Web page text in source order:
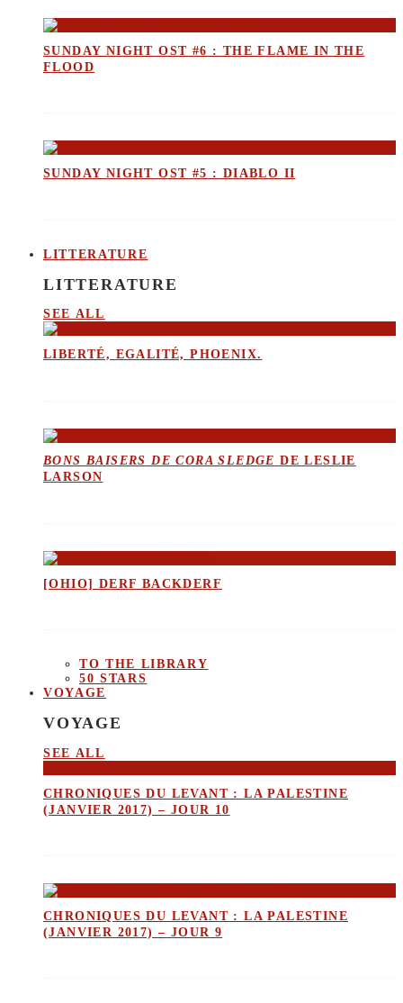
SUNDAY NIGHT OST #6 : THE FLAME IN THE
FLOOD
SUNDAY NIGHT OST #5 : DIABLO II
LITTERATURE
LITTERATURE
SEE ALL
LIBERTÉ, EGALITÉ, PHOENIX.
BONS BAISERS DE CORA SLEDGE DE LESLIE
LARSON
[OHIO] DERF BACKDERF
TO THE LIBRARY
50 STARS
VOYAGE
VOYAGE
SEE ALL
CHRONIQUES DU LEVANT : LA PALESTINE
(JANVIER 2017) – JOUR 10
CHRONIQUES DU LEVANT : LA PALESTINE
(JANVIER 2017) – JOUR 9